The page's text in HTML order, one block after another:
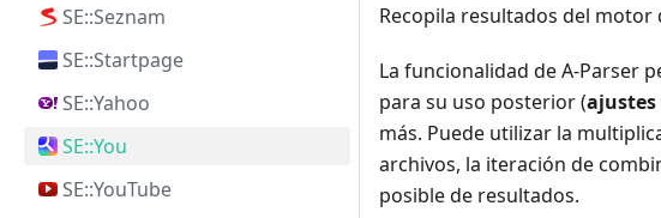
SE::Seznam
SE::Startpage
SE::Yahoo
SE::You
SE::YouTube
Recopila resultados del motor
La funcionalidad de A-Parser
para su uso posterior (ajustes
más. Puede utilizar la
archivos, la iteración de
posible de resultados.